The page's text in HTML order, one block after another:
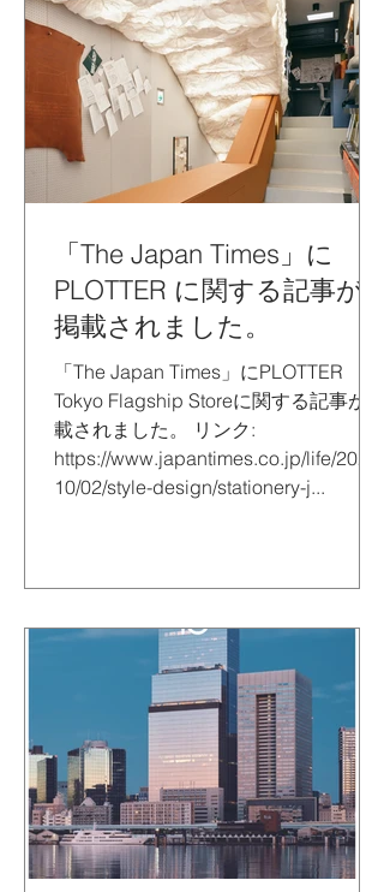
「The Japan Times」に
PLOTTER に関する記事が
掲載されました。
「The Japan Times」にPLOTTER
Tokyo Flagship Storeに関する記事が掲
載されました。 リンク:
https://www.japantimes.co.jp/life/2025/
10/02/style-design/stationery-j...